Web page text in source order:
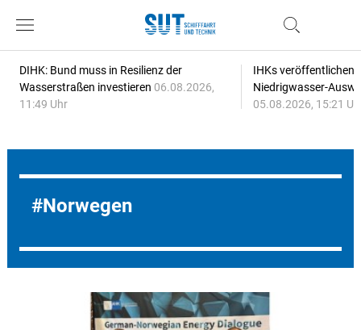
DIHK: Bund muss in Resilienz der
Wasserstraßen investieren 06.08.2026,
11:49 Uhr
IHKs veröffentlichen
Niedrigwasser-
05.08.2026, 15:21
Norwegen